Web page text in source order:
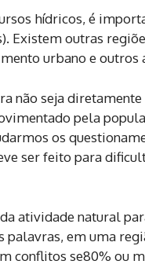
hídricos, é
Existem outras
urbano e outros
não seja
pela
os
ser feito para
atividade natural
em uma
conflitos se80% ou